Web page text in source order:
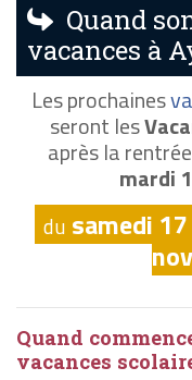
Quand
vacances à
Les prochaines
seront les
après la
mardi 1
du samedi
Quand
vacances